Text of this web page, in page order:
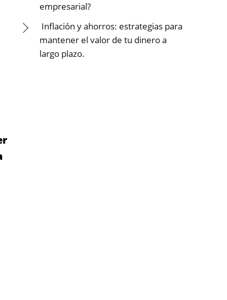
empresarial?
Inflación y ahorros: estrategias para
mantener el valor de tu dinero a
largo plazo.